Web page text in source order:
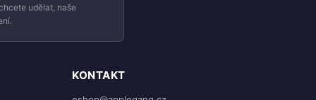
udělat, naše
KONTAKT